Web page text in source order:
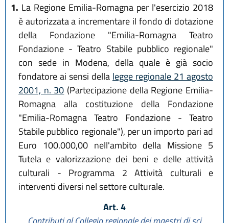
1. La Regione Emilia-Romagna per l'esercizio 2018
è autorizzata a incrementare il fondo di dotazione
della Fondazione "Emilia-Romagna Teatro
Fondazione - Teatro Stabile pubblico regionale"
con sede in Modena, della quale è già socio
fondatore ai sensi della legge regionale 21 agosto
2001, n. 30 (Partecipazione della Regione Emilia-
Romagna alla costituzione della Fondazione
"Emilia-Romagna Teatro Fondazione - Teatro
Stabile pubblico regionale"), per un importo pari ad
Euro 100.000,00 nell'ambito della Missione 5
Tutela e valorizzazione dei beni e delle attività
culturali - Programma 2 Attività culturali e
interventi diversi nel settore culturale.
Art. 4